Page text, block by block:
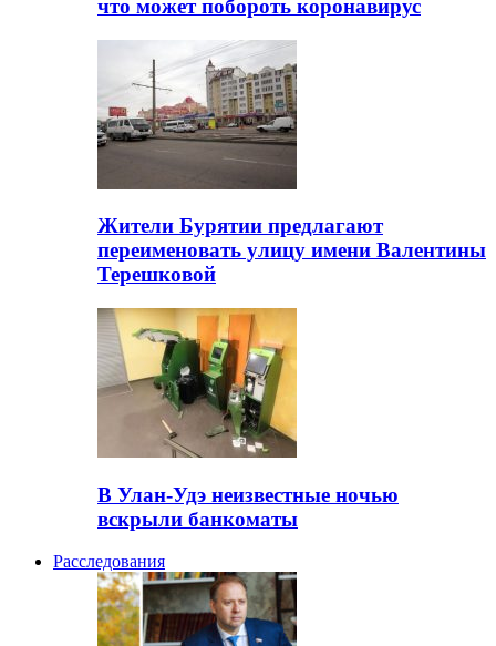
что может побороть коронавирус
Жители Бурятии предлагают
переименовать улицу имени Валентины
Терешковой
В Улан-Удэ неизвестные ночью
вскрыли банкоматы
Расследования